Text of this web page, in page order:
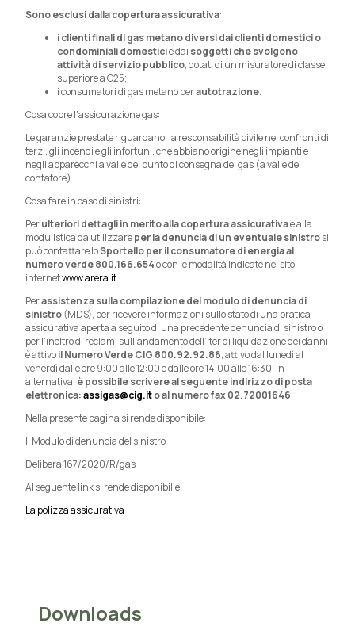
Sono esclusi dalla copertura assicurativa:
i clienti finali di gas metano diversi dai clienti domestici o
condominiali domesticie dai soggetti che svolgono
attività di servizio pubblico, dotati di un misuratore di classe
superiore a G25;
i consumatori di gas metano perautotrazione.
Cosa copre l’assicurazione gas:
Le garanzie prestate riguardano: la responsabilità civile nei confronti di
terzi, gli incendi e gli infortuni, che abbiano origine negli impianti e
negli apparecchi a valle del punto di consegna del gas (a valle del
contatore).
Cosa fare in caso di sinistri:
Perulteriori dettagli in merito alla copertura assicurativae alla
modulistica da utilizzareper la denuncia di un eventuale sinistrosi
può contattare loSportello per il consumatore di energia al
numero verde 800.166.654o con le modalità indicate nel sito
internetwww.arera.it
Perassistenza sulla compilazione del modulo di denuncia di
sinistro(MDS), per ricevere informazioni sullo stato di una pratica
assicurativa aperta a seguito di una precedente denuncia di sinistro o
per l’inoltro di reclami sull’andamento dell’iter di liquidazione dei danni
è attivoil Numero Verde CIG 800.92.92.86, attivo dal lunedì al
venerdì dalle ore 9:00 alle 12:00 e dalle ore 14:00 alle 16:30. In
alternativa, è possibile scrivere al seguente indirizzo di posta
elettronica:assigas@cig.ito al numero fax 02.72001646.
Nella presente pagina si rende disponibile:
Il Modulo di denuncia del sinistro
Delibera 167/2020/R/gas
Al seguente link si rende disponibilie:
La polizza assicurativa
Downloads